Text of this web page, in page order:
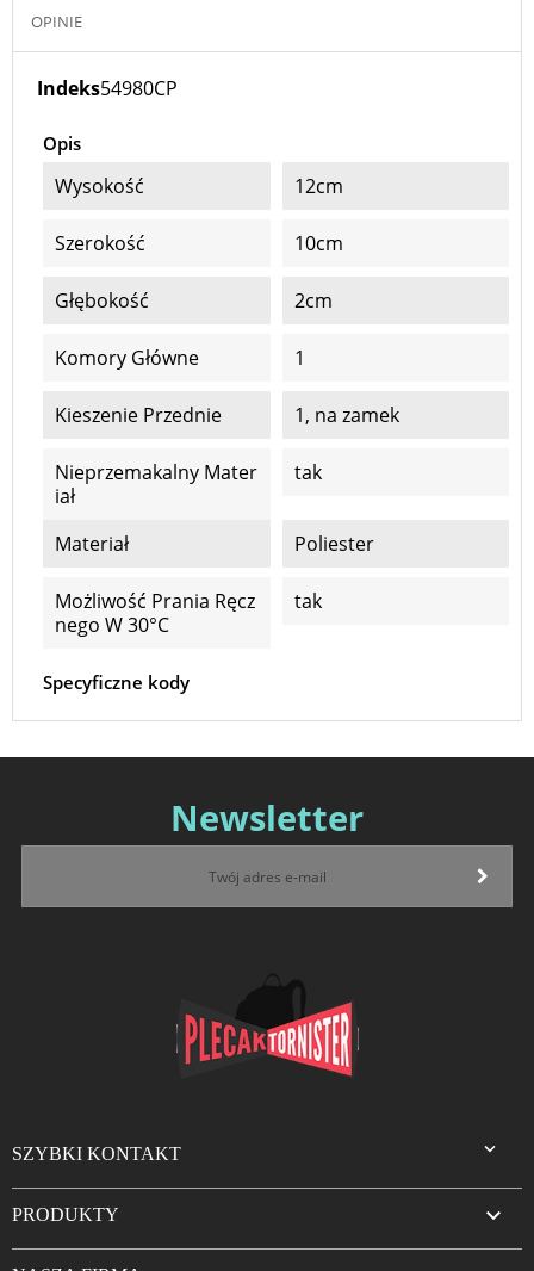
OPINIE
Indeks54980CP
Opis
Wysokość 12cm
Szerokość 10cm
Głębokość 2cm
Komory Główne 1
Kieszenie Przednie 1, na zamek
Nieprzemakalny Mater
Iał
tak
Materiał Poliester
Możliwość Prania Ręcz
Nego W 30°C
tak
Specyficzne kody
Newsletter
SZYBKI KONTAKT 
PRODUKTY 